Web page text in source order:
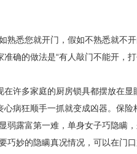
熟悉您就开门，假如不熟悉就不
确的做法是“有人敲门不能开，
许多家庭的厨房锁具都摆放在显
病狂顺手一抓就变成凶器。保险
弱露富第一难，单身女子巧隐瞒
巧妙的隐瞒真况情况，可以在门